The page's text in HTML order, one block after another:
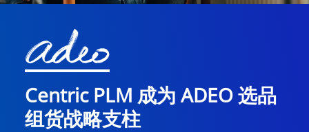
Centric PLM 成为 ADEO 选品
组货战略支柱